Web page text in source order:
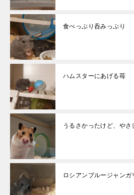
食べっぷり呑みっぷり
ハムスターにあげる苺
うるさかったけど、やさ
ロシアンブルージャンガ